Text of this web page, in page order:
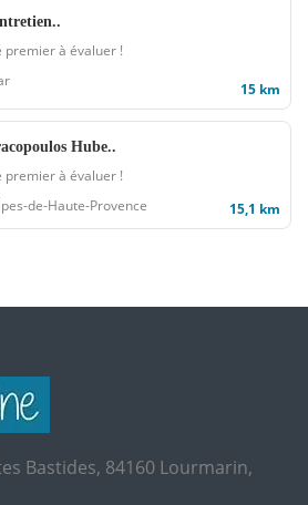
premier à évaluer !
15 km
Hube..
premier à évaluer !
de-Haute-Provence
15,1 km
Bastides, 84160 Lourmarin,